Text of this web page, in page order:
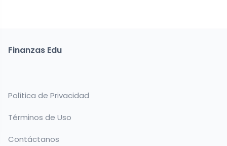
Finanzas Edu
Política de Privacidad
Términos de Uso
Contáctanos